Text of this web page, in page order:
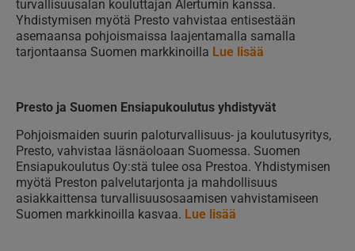
turvallisuusalan kouluttajan Alertumin kanssa.
Yhdistymisen myötä Presto vahvistaa entisestään
asemaansa pohjoismaissa laajentamalla samalla
tarjontaansa Suomen markkinoilla Lue lisää
Presto ja Suomen Ensiapukoulutus yhdistyvät
Pohjoismaiden suurin paloturvallisuus- ja koulutusyritys,
Presto, vahvistaa läsnäoloaan Suomessa. Suomen
Ensiapukoulutus Oy:stä tulee osa Prestoa. Yhdistymisen
myötä Preston palvelutarjonta ja mahdollisuus
asiakkaittensa turvallisuusosaamisen vahvistamiseen
Suomen markkinoilla kasvaa. Lue lisää